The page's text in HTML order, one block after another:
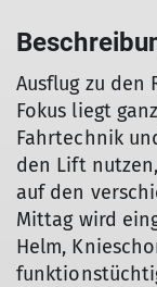
Ausflug zu den
Fokus liegt
Fahrtechnik
den Lift
auf den
Mittag wird
Helm,